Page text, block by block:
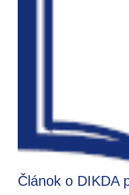
Článok o DIKDA